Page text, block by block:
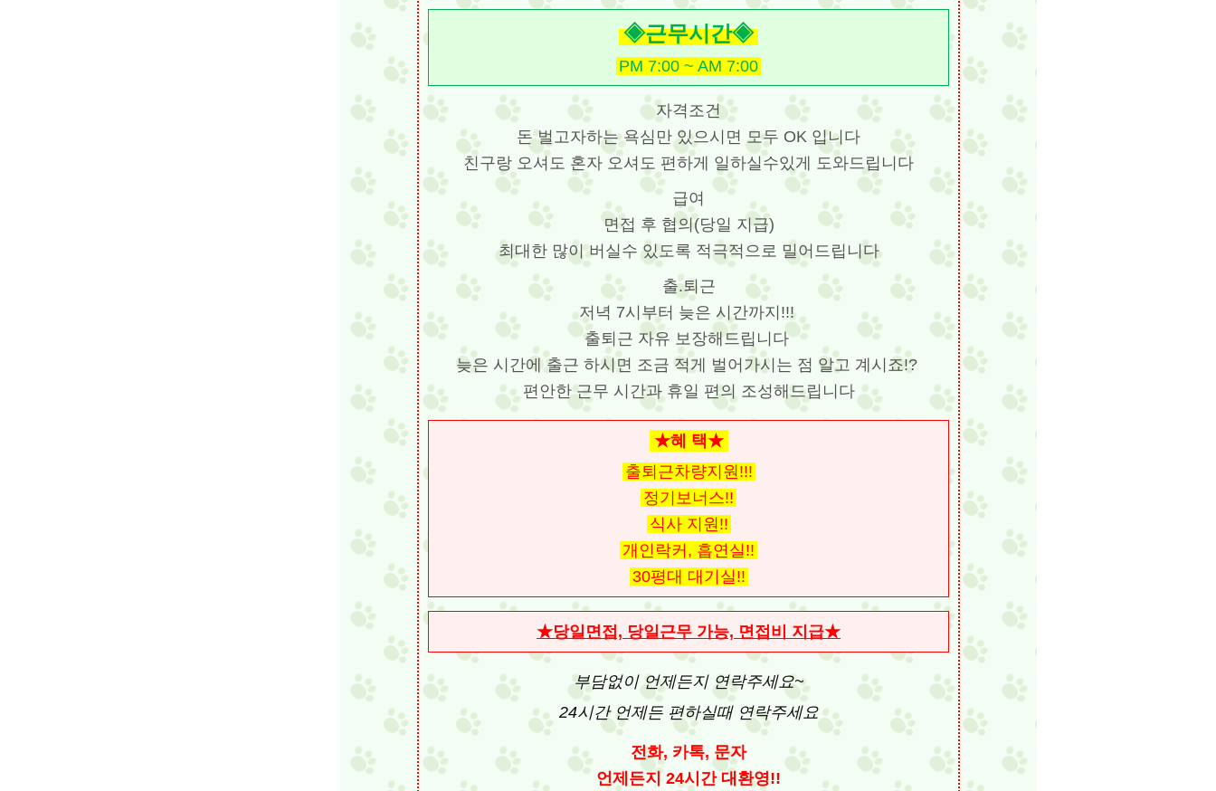
◈근무시간◈
PM 7:00 ~ AM 7:00
자격조건
돈 벌고자하는 욕심만 있으시면 모두 OK 입니다
친구랑 오셔도 혼자 오셔도 편하게 일하실수있게 도와드립니다
급여
면접 후 협의(당일 지급)
최대한 많이 버실수 있도록 적극적으로 밀어드립니다
출.퇴근
저녁 7시부터 늦은 시간까지!!!
출퇴근 자유 보장해드립니다
늦은 시간에 출근 하시면 조금 적게 벌어가시는 점 알고 계시죠!?
편안한 근무 시간과 휴일 편의 조성해드립니다
★혜 택★
출퇴근차량지원!!!
정기보너스!!
식사 지원!!
개인락커, 흡연실!!
30평대 대기실!!
★당일면접, 당일근무 가능, 면접비 지급★
부담없이 언제든지 연락주세요~
24시간 언제든 편하실때 연락주세요
전화, 카톡, 문자
언제든지 24시간 대환영!!